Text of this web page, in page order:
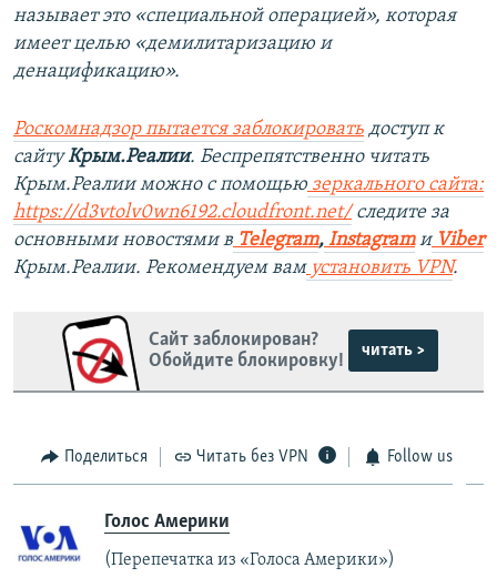
называет это «специальной операцией», которая
имеет целью «демилитаризацию и
денацификацию».
Роскомнадзор пытается заблокировать доступ к
сайтуКрым.Реалии. Беспрепятственно читать
Крым.Реалии можно с помощью зеркального сайта:
https://d3vtolv0wn6192.cloudfront.net/следите за
основными новостями в Telegram, Instagramи Viber
Крым.Реалии. Рекомендуем вамустановить VPN.
Сайт заблокирован?
Обойдите блокировку!
читать >
Поделиться Читать без VPN Follow us
Голос Америки
(Перепечатка из «Голоса Америки»)